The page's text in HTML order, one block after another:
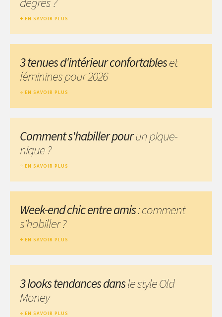
EN SAVOIR PLUS
3 tenues d'intérieur confortableset
féminines pour 2026
EN SAVOIR PLUS
Comment s'habiller pourun pique-
nique ?
EN SAVOIR PLUS
Week-end chic entre amis: comment
s'habiller ?
EN SAVOIR PLUS
3 looks tendances dansle style Old
Money
EN SAVOIR PLUS